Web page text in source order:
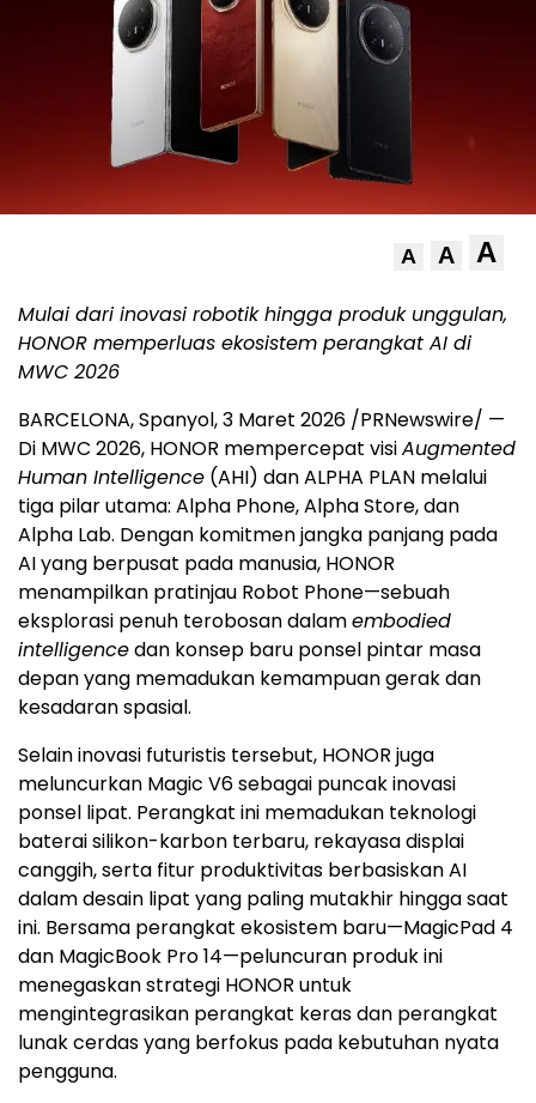
A A A
Mulai dari inovasi robotik hingga produk unggulan,
HONOR memperluas ekosistem perangkat AI di
MWC 2026
BARCELONA, Spanyol, 3 Maret 2026 /PRNewswire/ —
Di MWC 2026, HONOR mempercepat visiAugmented
Human Intelligence (AHI) dan ALPHA PLAN melalui
tiga pilar utama: Alpha Phone, Alpha Store, dan
Alpha Lab. Dengan komitmen jangka panjang pada
AI yang berpusat pada manusia, HONOR
menampilkan pratinjau Robot Phone—sebuah
eksplorasi penuh terobosan dalamembodied
intelligencedan konsep baru ponsel pintar masa
depan yang memadukan kemampuan gerak dan
kesadaran spasial.
Selain inovasi futuristis tersebut, HONOR juga
meluncurkan Magic V6 sebagai puncak inovasi
ponsel lipat. Perangkat ini memadukan teknologi
baterai silikon-karbon terbaru, rekayasa displai
canggih, serta fitur produktivitas berbasiskan AI
dalam desain lipat yang paling mutakhir hingga saat
ini. Bersama perangkat ekosistem baru—MagicPad 4
dan MagicBook Pro 14—peluncuran produk ini
menegaskan strategi HONOR untuk
mengintegrasikan perangkat keras dan perangkat
lunak cerdas yang berfokus pada kebutuhan nyata
pengguna.